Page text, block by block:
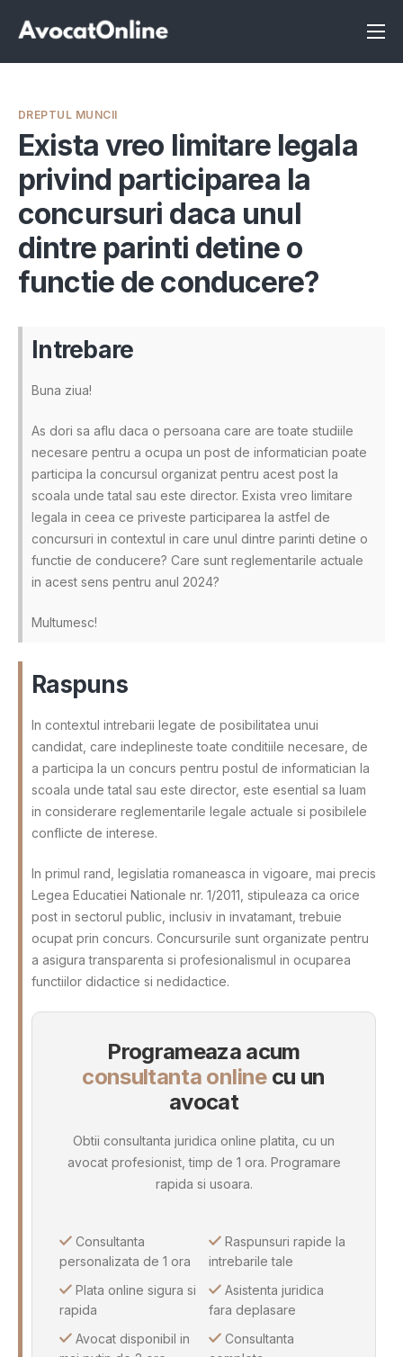
Înscrie-te ca avocat
Servicii
Despre noi
Programeaza consultanta
Intrebari
DREPTUL MUNCII
Exista vreo limitare legala
privind participarea la
concursuri daca unul
dintre parinti detine o
functie de conducere?
Intrebare
Buna ziua!
As dori sa aflu daca o persoana care are toate studiile
necesare pentru a ocupa un post de informatician poate
participa la concursul organizat pentru acest post la
scoala unde tatal sau este director. Exista vreo limitare
legala in ceea ce priveste participarea la astfel de
concursuri in contextul in care unul dintre parinti detine o
functie de conducere? Care sunt reglementarile actuale
in acest sens pentru anul 2024?
Multumesc!
Raspuns
In contextul intrebarii legate de posibilitatea unui
candidat, care indeplineste toate conditiile necesare, de
a participa la un concurs pentru postul de informatician la
scoala unde tatal sau este director, este esential sa luam
in considerare reglementarile legale actuale si posibilele
conflicte de interese.
In primul rand, legislatia romaneasca in vigoare, mai precis
Legea Educatiei Nationale nr. 1/2011, stipuleaza ca orice
post in sectorul public, inclusiv in invatamant, trebuie
ocupat prin concurs. Concursurile sunt organizate pentru
a asigura transparenta si profesionalismul in ocuparea
functiilor didactice si nedidactice.
Programeaza acum
consultanta onlinecu un
avocat
Obtii consultanta juridica online platita, cu un
avocat profesionist, timp de 1 ora. Programare
rapida si usoara.
Consultanta
personalizata de 1 ora
Plata online sigura si
rapida
Avocat disponibil in
Raspunsuri rapide la
intrebarile tale
Asistenta juridica
fara deplasare
Consultanta